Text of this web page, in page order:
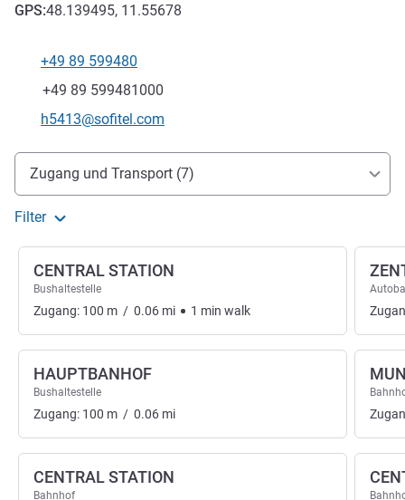
GPS:48.139495, 11.55678
+49 89 599480
Fax
+49 89 599481000
Kontakt-E-Mail
h5413@sofitel.com
Erreichbarkeit und Anbindung
Zugang und Transport (7)
Filter
CENTRAL STATION
Bushaltestelle
Zugang: 100 m / 0.06 mi 1 min walk
HAUPTBANHOF
Bushaltestelle
Zugang: 100 m / 0.06 mi
CENTRAL STATION
Bahnhof